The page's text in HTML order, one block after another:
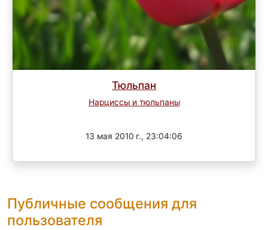
Тюльпан
Нарциссы и тюльпаны
13 мая 2010 г., 23:04:06
Публичные сообщения для
пользователя